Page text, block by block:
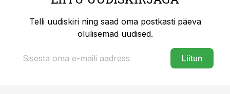
Telli uudiskiri ning saad oma postkasti päeva
olulisemad uudised.
Liitun